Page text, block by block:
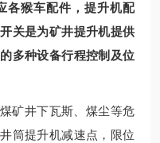
各猴车配件，提升机配
关是为矿井提升机提供
多种设备行程控制及位
矿井下瓦斯、煤尘等危
筒提升机减速点，限位